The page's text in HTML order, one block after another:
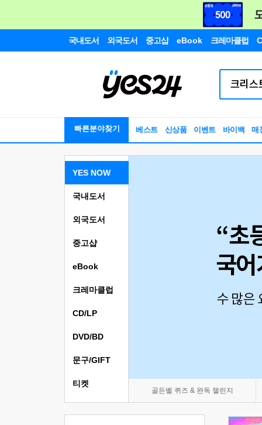
국내도서 외국도서 중고샵 eBook 크레마클럽
빠른분야찾기 베스트 신상품 이벤트 바이백 매
YES NOW
골든벨 퀴즈 & 완독 챌린지
국내도서
외국도서
중고샵
eBook
크레마클럽
CD/LP
DVD/BD
문구/GIFT
티켓